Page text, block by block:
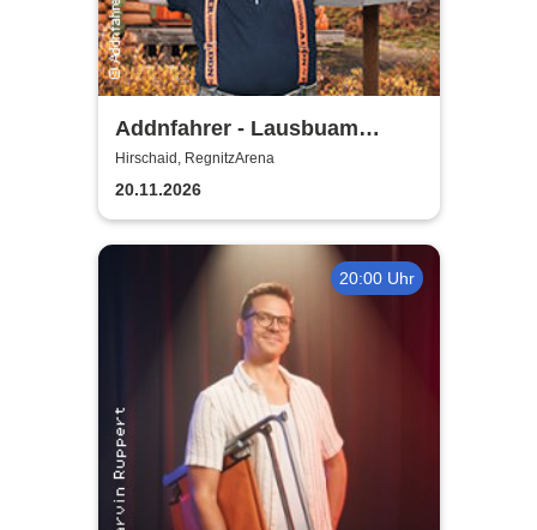
Addnfahrer - Lausbuam
Gschicht'n
Hirschaid, RegnitzArena
20.11.2026
20:00 Uhr